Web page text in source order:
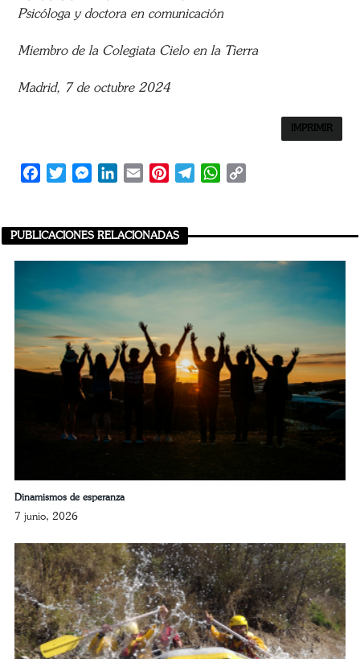
Psicóloga y doctora en comunicación
Miembro de la Colegiata Cielo en la Tierra
Madrid, 7 de octubre 2024
IMPRIMIR
FacebookTwitterMessengerLinkedIn
Email PinterestTelegramWhatsApp
PUBLICACIONES RELACIONADAS
Dinamismos de esperanza
7 junio, 2026